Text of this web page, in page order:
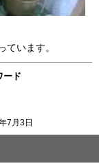
います。
ード
7月3日